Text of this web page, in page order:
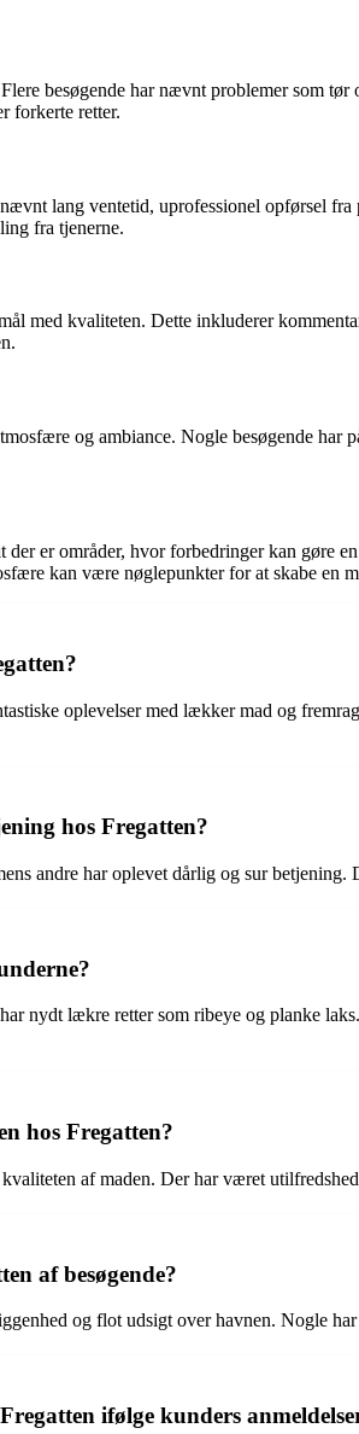
besøgende har nævnt problemer som
forkerte retter.
lang ventetid, uprofessionel opførsel
fra tjenerne.
med kvaliteten. Dette inkluderer
og ambiance. Nogle besøgende har
er områder, hvor forbedringer kan gøre
kan være nøglepunkter for at skabe en
oplevelser med lækker mad og
hos Fregatten?
andre har oplevet dårlig og sur
nydt lækre retter som ribeye og planke
hos Fregatten?
af maden. Der har været
af besøgende?
og flot udsigt over havnen. Nogle
ifølge kunders